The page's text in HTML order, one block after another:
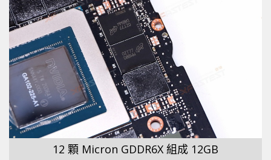
12 顆 Micron GDDR6X 組成 12GB